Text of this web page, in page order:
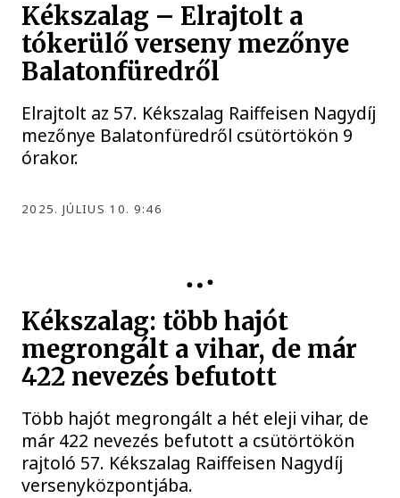
Kékszalag – Elrajtolt a
tókerülő verseny mezőnye
Balatonfüredről
Elrajtolt az 57. Kékszalag Raiffeisen Nagydíj
mezőnye Balatonfüredről csütörtökön 9
órakor.
2025. JÚLIUS 10. 9:46
Kékszalag: több hajót
megrongált a vihar, de már
422 nevezés befutott
Több hajót megrongált a hét eleji vihar, de
már 422 nevezés befutott a csütörtökön
rajtoló 57. Kékszalag Raiffeisen Nagydíj
versenyközpontjába.